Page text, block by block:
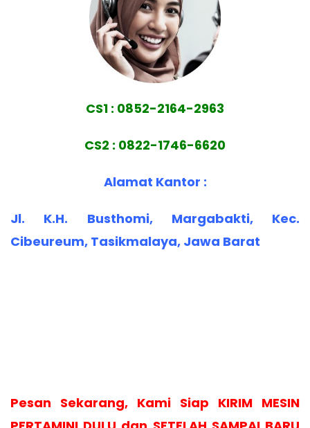
CS1 : 0852-2164-2963
CS2 : 0822-1746-6620
Alamat Kantor :
Jl. K.H. Busthomi, Margabakti, Kec.
Cibeureum, Tasikmalaya, Jawa Barat
Pesan Sekarang, Kami Siap KIRIM MESIN